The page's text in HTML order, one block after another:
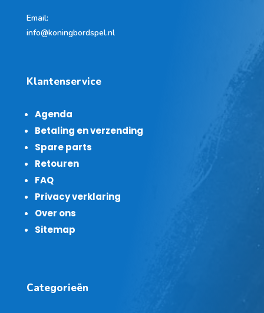
Email:
info@koningbordspel.nl
Klantenservice
Agenda
Betaling en verzending
Spare parts
Retouren
FAQ
Privacy verklaring
Over ons
Sitemap
Categorieën